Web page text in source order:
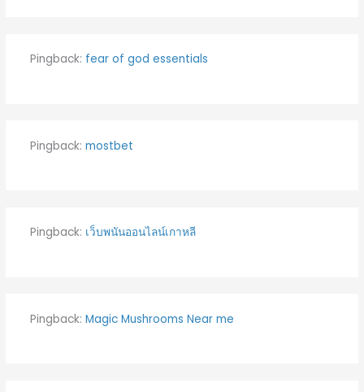
Pingback: fear of god essentials
Pingback: mostbet
Pingback: เว็บพนันออนไลน์เกาหลี
Pingback: Magic Mushrooms Near me